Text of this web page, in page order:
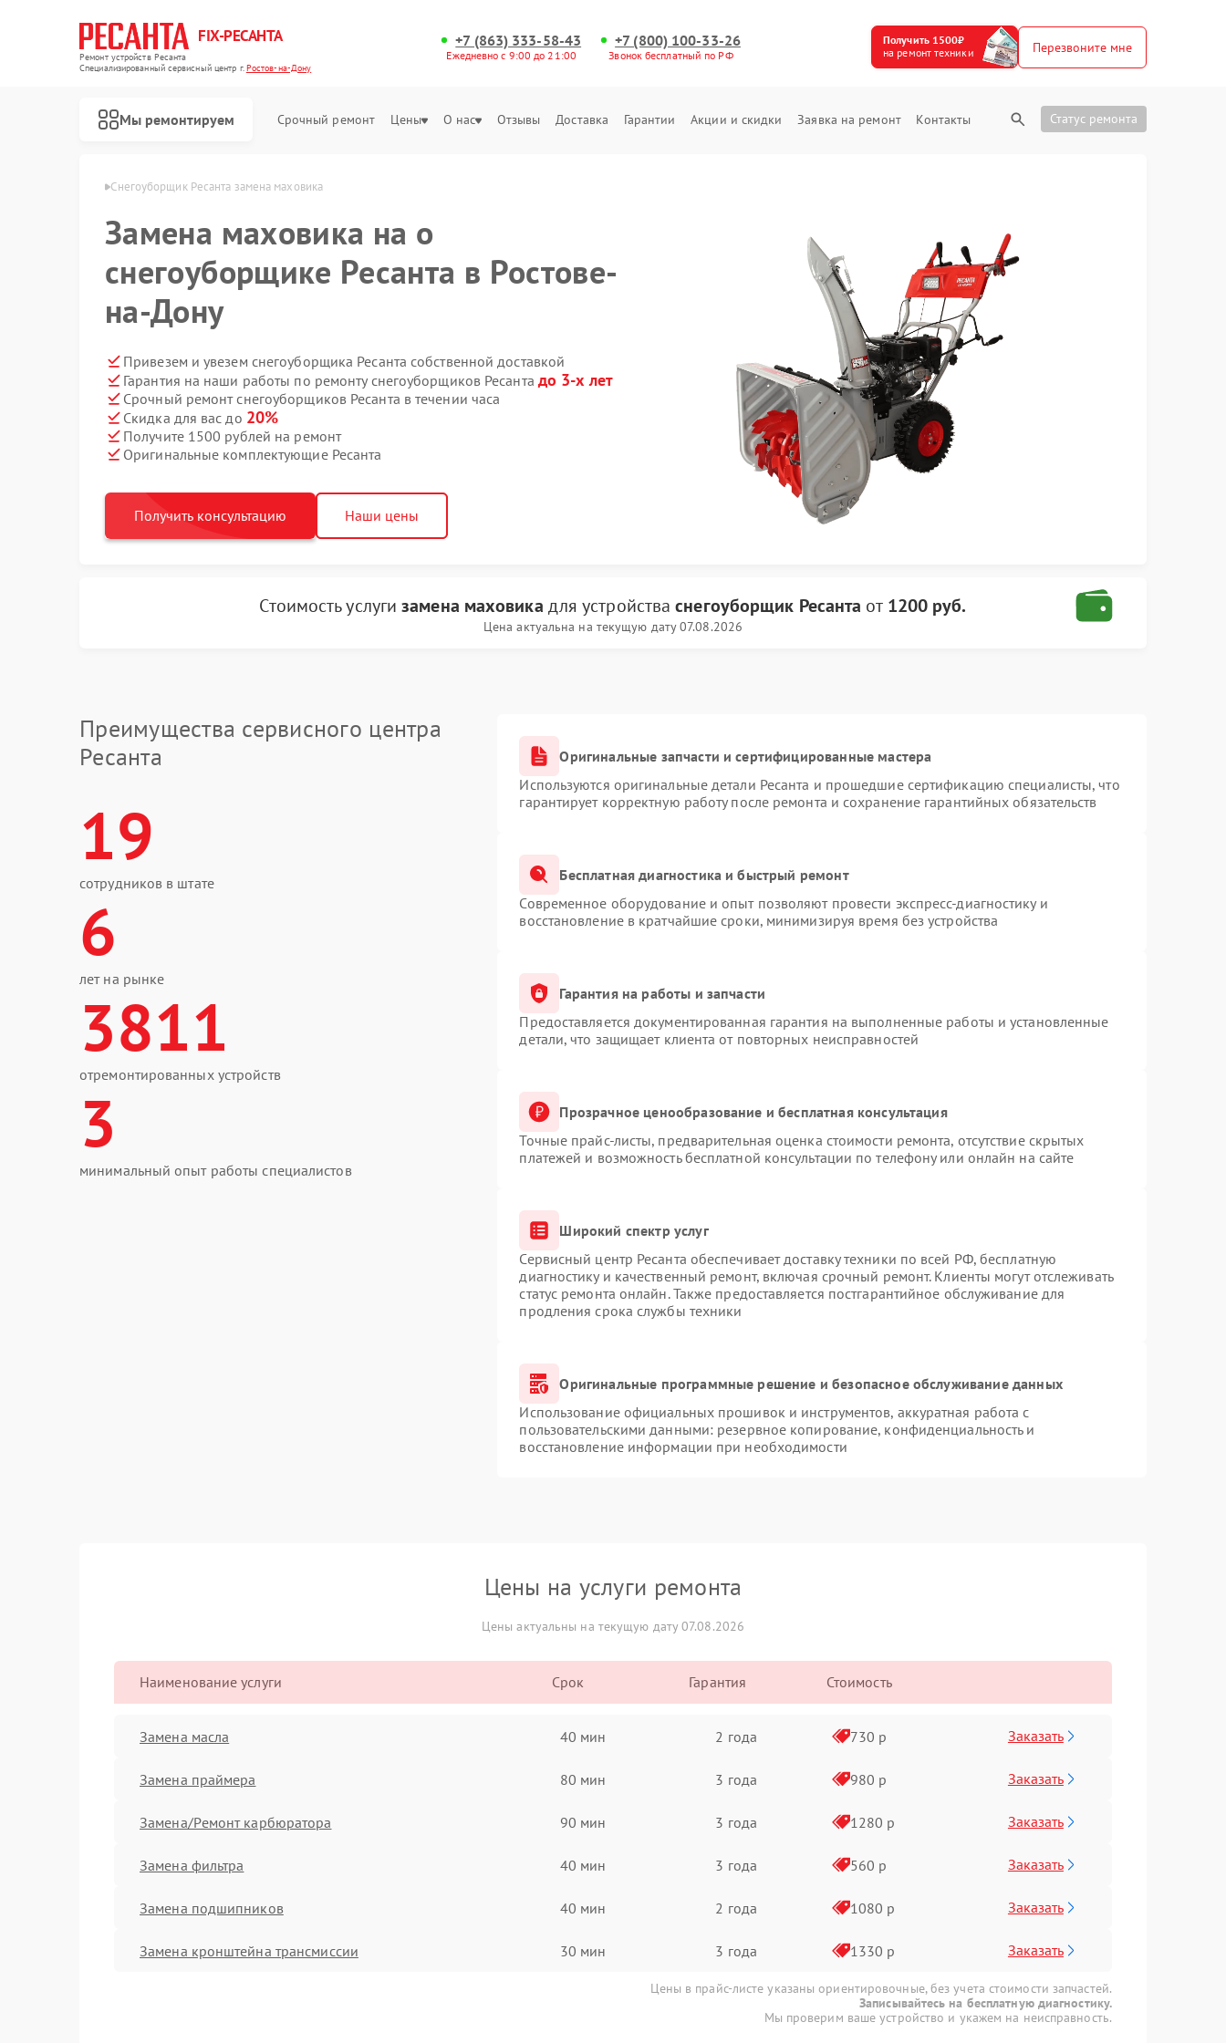
FIX-РЕСАНТА
Ремонт устройств Ресанта
Специализированный cервисный центр г.Ростов-на-Дону
+7 (863) 333-58-43
Ежедневно с 9:00 до 21:00
+7 (800) 100-33-26
Звонок бесплатный по РФ
Получить 1500₽
на ремонт техники
Перезвоните мне
Мы ремонтируем Срочный ремонт Цены О нас Отзывы Доставка Гарантии Акции и скидки Заявка на ремонт Контакты Статус ремонта
в Ростове-на-Дону Снегоуборщик Ресанта замена маховика
Замена маховика на о
снегоуборщике Ресанта в Ростове-
на-Дону
Привезем и увезем снегоуборщика Ресанта собственной доставкой
Гарантия на наши работы по ремонту снегоуборщиков Ресанта до 3-х лет
Срочный ремонт снегоуборщиков Ресанта в течении часа
Скидка для вас до 20%
Получите 1500 рублей на ремонт
Оригинальные комплектующие Ресанта
Получить консультацию Наши цены
Стоимость услугизамена маховика для устройстваснегоуборщик Ресанта от 1200 руб.
Цена актуальна на текущую дату 07.08.2026
Преимущества сервисного центра
Ресанта
19
сотрудников в штате
6
лет на рынке
3811
отремонтированных устройств
3
минимальный опыт работы специалистов
Оригинальные запчасти и сертифицированные мастера
Используются оригинальные детали Ресанта и прошедшие сертификацию специалисты, что
гарантирует корректную работу после ремонта и сохранение гарантийных обязательств
Бесплатная диагностика и быстрый ремонт
Современное оборудование и опыт позволяют провести экспресс-диагностику и
восстановление в кратчайшие сроки, минимизируя время без устройства
Гарантия на работы и запчасти
Предоставляется документированная гарантия на выполненные работы и установленные
детали, что защищает клиента от повторных неисправностей
Прозрачное ценообразование и бесплатная консультация
Точные прайс-листы, предварительная оценка стоимости ремонта, отсутствие скрытых
платежей и возможность бесплатной консультации по телефону или онлайн на сайте
Широкий спектр услуг
Сервисный центр Ресанта обеспечивает доставку техники по всей РФ, бесплатную
диагностику и качественный ремонт, включая срочный ремонт. Клиенты могут отслеживать
статус ремонта онлайн. Также предоставляется постгарантийное обслуживание для
продления срока службы техники
Оригинальные программные решение и безопасное обслуживание данных
Использование официальных прошивок и инструментов, аккуратная работа с
пользовательскими данными: резервное копирование, конфиденциальность и
восстановление информации при необходимости
Цены на услуги ремонта
Цены актуальны на текущую дату 07.08.2026
Наименование услуги Срок Гарантия Стоимость
Замена масла 40 мин 2 года 730 р Заказать
Замена праймера 80 мин 3 года 980 р Заказать
Замена/Pемонт карбюратора 90 мин 3 года 1280 р Заказать
Замена фильтра 40 мин 3 года 560 р Заказать
Замена подшипников 40 мин 2 года 1080 р Заказать
Замена кронштейна трансмиссии 30 мин 3 года 1330 р Заказать
Цены в прайс-листе указаны ориентировочные, без учета стоимости запчастей.
Записывайтесь на бесплатную диагностику.
Мы проверим ваше устройство и укажем на неисправность.